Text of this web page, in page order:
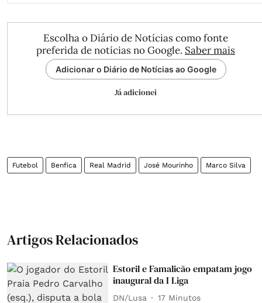
Escolha o Diário de Notícias como fonte
preferida de notícias no Google. Saber mais
Adicionar o Diário de Notícias ao Google
Já adicionei
Futebol Benfica Real Madrid José Mourinho Marco Silva
Artigos Relacionados
Estoril e Famalicão empatam jogo
inaugural da I Liga
DN/Lusa 17 Minutos